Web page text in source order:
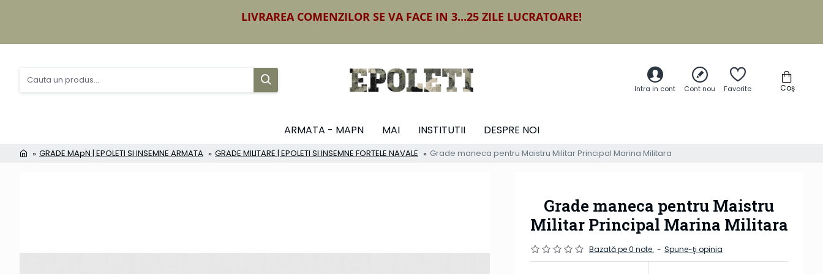
LIVRAREA COMENZILOR SE VA FACE IN 3...25 ZILE LUCRATOARE!
Intra in cont Cont nou Favorite Coș
ARMATA - MAPN MAI INSTITUTII DESPRE NOI
GRADE MApN | EPOLETI SI INSEMNE ARMATA GRADE MILITARE | EPOLETI SI INSEMNE FORTELE NAVALE Grade maneca pentru Maistru Militar Principal Marina Militara
Grade maneca pentru Maistru
Militar Principal Marina Militara
Bazată pe 0 note. - Spune-ţi opinia